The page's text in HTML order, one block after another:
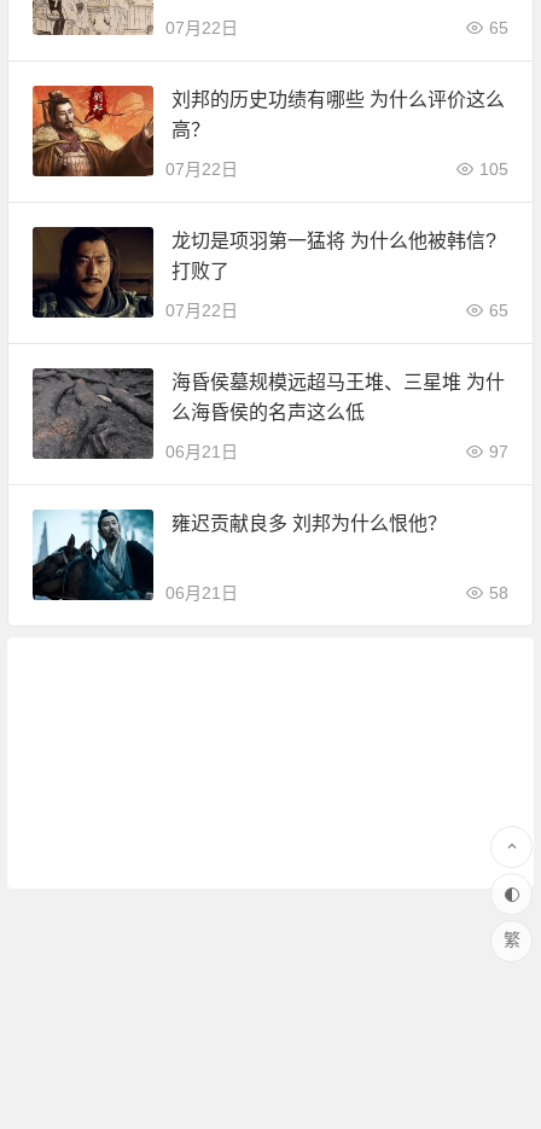
07月22日 65
刘邦的历史功绩有哪些 为什么评价这么
高？
07月22日 105
龙切是项羽第一猛将 为什么他被韩信?
打败了
07月22日 65
海昏侯墓规模远超马王堆、三星堆 为什
么海昏侯的名声这么低
06月21日 97
雍迟贡献良多 刘邦为什么恨他？
06月21日 58
繁